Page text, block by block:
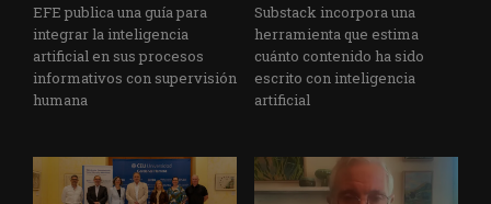
EFE publica una guía para
integrar la inteligencia
artificial en sus procesos
informativos con supervisión
humana
Substack incorpora una
herramienta que estima
cuánto contenido ha sido
escrito con inteligencia
artificial